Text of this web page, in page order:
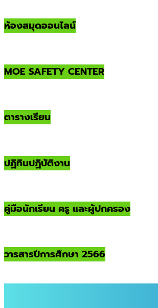
ห้องสมุดออนไลน์
MOE SAFETY CENTER
ตารางเรียน
ปฏิทินปฏิบัติงาน
คู่มือนักเรียน ครู และผู้ปกครอง
วารสารปีการศึกษา 2566